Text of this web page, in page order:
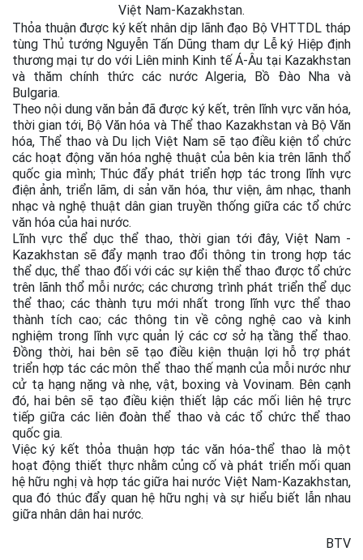
Việt Nam-Kazakhstan.
Thỏa thuận được ký kết nhân dịp lãnh đạo Bộ VHTTDL tháp
tùng Thủ tướng Nguyễn Tấn Dũng tham dự Lễ ký Hiệp định
thương mại tự do với Liên minh Kinh tế Á-Âu tại Kazakhstan
và thăm chính thức các nước Algeria, Bồ Đào Nha và
Bulgaria.
Theo nội dung văn bản đã được ký kết, trên lĩnh vực văn hóa,
thời gian tới, Bộ Văn hóa và Thể thao Kazakhstan và Bộ Văn
hóa, Thể thao và Du lịch Việt Nam sẽ tạo điều kiện tổ chức
các hoạt động văn hóa nghệ thuật của bên kia trên lãnh thổ
quốc gia mình; Thúc đẩy phát triển hợp tác trong lĩnh vực
điện ảnh, triển lãm, di sản văn hóa, thư viện, âm nhạc, thanh
nhạc và nghệ thuật dân gian truyền thống giữa các tổ chức
văn hóa của hai nước.
Lĩnh vực thể dục thể thao, thời gian tới đây, Việt Nam -
Kazakhstan sẽ đẩy mạnh trao đổi thông tin trong hợp tác
thể dục, thể thao đối với các sự kiện thể thao được tổ chức
trên lãnh thổ mỗi nước; các chương trình phát triển thể dục
thể thao; các thành tựu mới nhất trong lĩnh vực thể thao
thành tích cao; các thông tin về công nghệ cao và kinh
nghiệm trong lĩnh vực quản lý các cơ sở hạ tầng thể thao.
Đồng thời, hai bên sẽ tạo điều kiện thuận lợi hỗ trợ phát
triển hợp tác các môn thể thao thế mạnh của mỗi nước như
cử tạ hạng nặng và nhẹ, vật, boxing và Vovinam. Bên cạnh
đó, hai bên sẽ tạo điều kiện thiết lập các mối liên hệ trực
tiếp giữa các liên đoàn thể thao và các tổ chức thể thao
quốc gia.
Việc ký kết thỏa thuận hợp tác văn hóa-thể thao là một
hoạt động thiết thực nhằm củng cố và phát triển mối quan
hệ hữu nghị và hợp tác giữa hai nước Việt Nam-Kazakhstan,
qua đó thúc đẩy quan hệ hữu nghị và sự hiểu biết lẫn nhau
giữa nhân dân hai nước.
BTV